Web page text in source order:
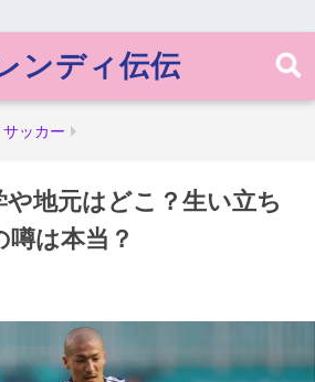
ンディ伝伝
サッカー
地元はどこ？生い立ち
は本当？